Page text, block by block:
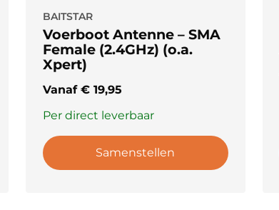
BAITSTAR
Voerboot Antenne – SMA
Female (2.4GHz) (o.a.
Xpert)
Vanaf €19,95
Per direct leverbaar
Samenstellen